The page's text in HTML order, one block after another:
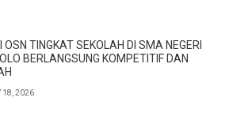
OSN TINGKAT SEKOLAH DI SMA NEGERI
BERLANGSUNG KOMPETITIF DAN
18, 2026